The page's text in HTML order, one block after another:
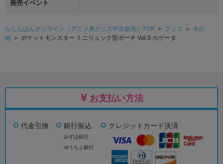
発売イベント
らしんばんオンライン（アニメ系グッズ中古販売）TOP > グッズ > その
他 > ポケットモンスター ミニリュック型ポーチ Vol.5 ホゲータ
お支払い方法
代金引換 銀行振込
みずほ銀行、
ゆうちょ銀行
クレジットカード決済